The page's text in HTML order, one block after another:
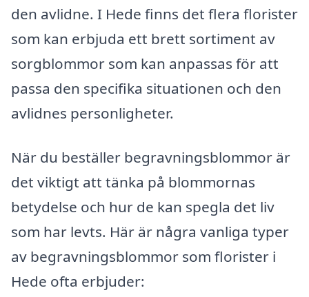
den avlidne. I Hede finns det flera florister
som kan erbjuda ett brett sortiment av
sorgblommor som kan anpassas för att
passa den specifika situationen och den
avlidnes personligheter.
När du beställer begravningsblommor är
det viktigt att tänka på blommornas
betydelse och hur de kan spegla det liv
som har levts. Här är några vanliga typer
av begravningsblommor som florister i
Hede ofta erbjuder: